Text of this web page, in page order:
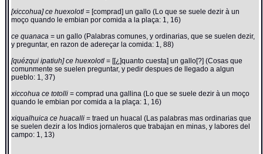
[xiccohua] ce huexolotl= [comprad] un gallo (Lo que se suele dezir à un
moço quando le embian por comida a la plaça: 1, 16)
ce quanaca= un gallo (Palabras comunes, y ordinarias, que se suelen dezir,
y preguntar, en razon de adereçar la comida: 1, 88)
[quézqui ipatiuh] ce huexolotl= [[¿]quanto cuesta] un gallo[?] (Cosas que
comunmente se suelen preguntar, y pedir despues de llegado a algun
pueblo: 1, 37)
xiccohua ce totolli= comprad una gallina (Lo que se suele dezir à un moço
quando le embian por comida a la plaça: 1, 16)
xiqualhuica ce huacalli= traed un huacal (Las palabras mas ordinarias que
se suelen dezir a los Indios jornaleros que trabajan en minas, y labores del
campo: 1, 13)